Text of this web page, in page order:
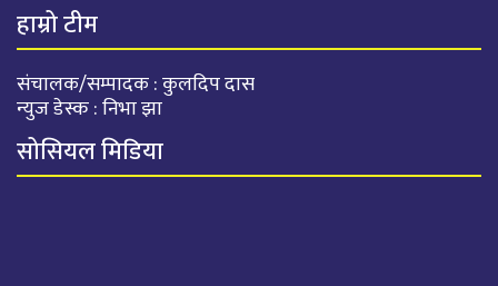
हाम्रो टीम
संचालक/सम्पादक : कुलदिप दास
न्युज डेस्क : निभा झा
सोसियल मिडिया